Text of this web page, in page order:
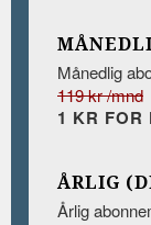
Månedlig
119 kr /mnd
ÅRLIG
Årlig